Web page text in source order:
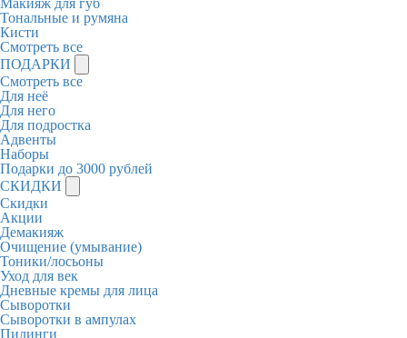
Макияж для губ
Тональные и румяна
Кисти
Смотреть все
ПОДАРКИ
Смотреть все
Для неё
Для него
Для подростка
Адвенты
Наборы
Подарки до 3000 рублей
СКИДКИ
Скидки
Акции
Демакияж
Очищение (умывание)
Тоники/лосьоны
Уход для век
Дневные кремы для лица
Сыворотки
Сыворотки в ампулах
Пилинги